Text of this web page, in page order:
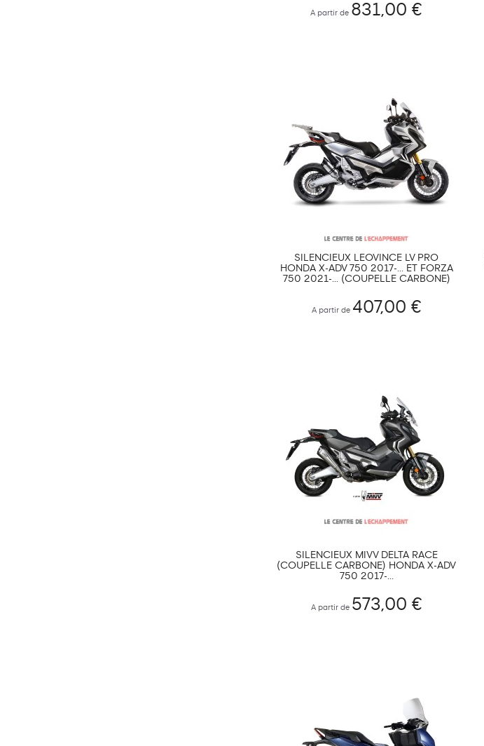
A partir de 831,00 €
SILENCIEUX LEOVINCE LV PRO
HONDA X-ADV 750 2017-... ET FORZA
750 2021-... (COUPELLE CARBONE)
A partir de 407,00 €
SILENCIEUX MIVV DELTA RACE
(COUPELLE CARBONE) HONDA X-ADV
750 2017-...
A partir de 573,00 €